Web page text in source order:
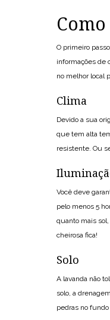
O primeiro
informações de
no melhor local
Clima
Devido a sua
que tem alta
resistente. Ou
Você deve
pelo menos 5
quanto mais
cheirosa fica!
Solo
A lavanda não
solo, a
pedras no